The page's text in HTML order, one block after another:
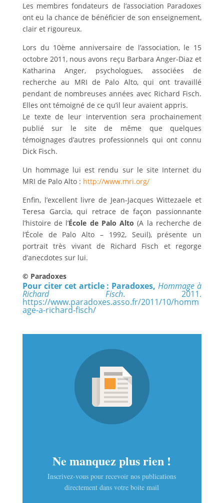
Les membres fondateurs de l’association Paradoxes
ont eu la chance de bénéficier de son enseignement,
clair et rigoureux.
Lors du 10ème anniversaire de l’association, le 15
octobre 2011, nous avons reçu Barbara Anger-Diaz et
Katharina Anger, psychologues, associées de
recherche au MRI de Palo Alto, qui ont travaillé
pendant de nombreuses années avec Richard Fisch.
Elles ont témoigné de ce qu’il leur avaient appris.
Le texte de leur intervention sera prochainement
publié sur le site de même que quelques
témoignages d’autres professionnels qui ont connu
Dick Fisch.
Un hommage lui est rendu sur le site Internet du
MRI de Palo Alto : http://www.mri.org/
Enfin, l’excellent livre de Jean-Jacques Wittezaele et
Teresa Garcia, qui retrace de façon passionnante
l’histoire de l’École de Palo Alto (A la recherche de
l’École de Palo Alto – 1992, Seuil), présente un
portrait très vivant de Richard Fisch et regorge
d’anecdotes sur lui.
© Paradoxes
Pour citer cet article : Paradoxes,Hommage à
Richard Fisch. 2011.
https://www.paradoxes.asso.fr/2011/10/homm
age-a-richard-fisch/
Ne manquez plus rien !
Inscrivez-vous pour recevoir nos publications
directement dans votre boite mail